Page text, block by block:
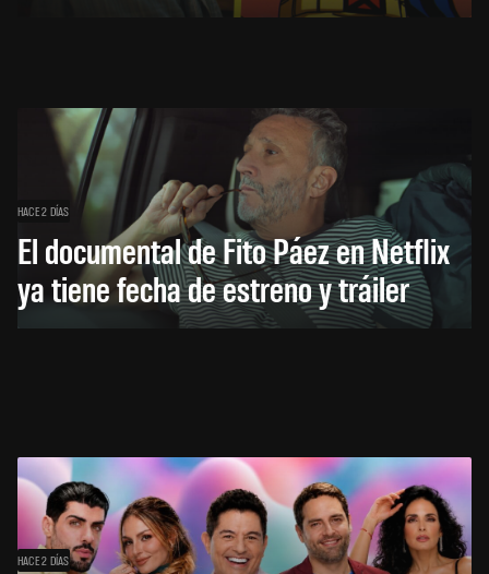
HACE 2 DÍAS
El documental de Fito Páez en Netflix
ya tiene fecha de estreno y tráiler
HACE 2 DÍAS